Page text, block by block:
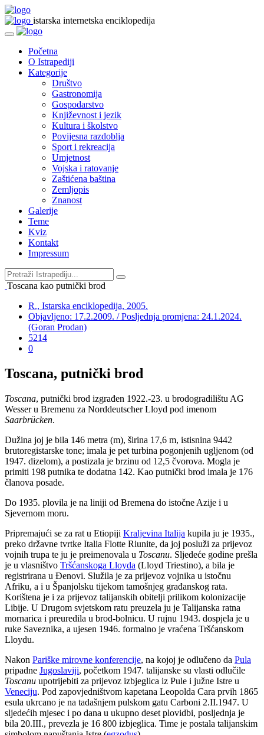
istarska internetska enciklopedija
Početna
O Istrapediji
Kategorije
Društvo
Gastronomija
Gospodarstvo
Književnost i jezik
Kultura i školstvo
Povijesna razdoblja
Sport i rekreacija
Umjetnost
Vojska i ratovanje
Zaštićena baština
Zemljopis
Znanost
Galerije
Teme
Kviz
Kontakt
Impressum
Toscana kao putnički brod
R., Istarska enciklopedija, 2005.
Objavljeno: 17.2.2009. / Posljednja promjena: 24.1.2024.
(Goran Prodan)
5214
0
Toscana, putnički brod
Toscana, putnički brod izgrađen 1922.-23. u brodogradilištu AG
Wesser u Bremenu za Norddeutscher Lloyd pod imenom
Saarbrücken.
Dužina joj je bila 146 metra (m), širina 17,6 m, istisnina 9442
brutoregistarske tone; imala je pet turbina pogonjenih ugljenom (od
1947. dizelom), a postizala je brzinu od 12,5 čvorova. Mogla je
primiti 198 putnika te dodatna 142. Kao putnički brod imala je 176
članova posade.
Do 1935. plovila je na liniji od Bremena do istočne Azije i u
Sjevernom moru.
Pripremajući se za rat u Etiopiji Kraljevina Italija kupila ju je 1935.,
preko državne tvrtke Italia Flotte Riunite, da joj posluži za prijevoz
vojnih trupa te ju je preimenovala u Toscanu. Sljedeće godine prešla
je u vlasništvo Tršćanskoga Lloyda (Lloyd Triestino), a bila je
registrirana u Đenovi. Služila je za prijevoz vojnika u istočnu
Afriku, a i u Španjolsku tijekom tamošnjeg građanskog rata.
Korištena je i za prijevoz talijanskih obitelji prilikom kolonizacije
Libije. U Drugom svjetskom ratu preuzela ju je Talijanska ratna
mornarica i preuredila u brod-bolnicu. U rujnu 1943. dospjela je u
ruke Saveznika, a ujesen 1946. formalno je vraćena Tršćanskom
Lloydu.
Nakon Pariške mirovne konferencije, na kojoj je odlučeno da Pula
pripadne Jugoslaviji, početkom 1947. talijanske su vlasti odlučile
Toscanu upotrijebiti za prijevoz izbjeglica iz Pule i južne Istre u
Veneciju. Pod zapovjedništvom kapetana Leopolda Cara prvih 1865
esula ukrcano je na tadašnjem pulskom gatu Carboni 2.II.1947. U
sljedećih mjesec i po dana u ukupno deset plovidbi, posljednja je
bila 20.III., prevezla je 16 800 izbjeglica. Time je postala talijanskim